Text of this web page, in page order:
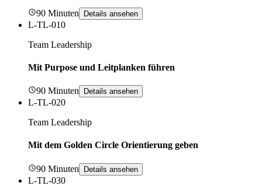
90 Minuten Details ansehen
L-TL-010
Team Leadership
Mit Purpose und Leitplanken führen
90 Minuten Details ansehen
L-TL-020
Team Leadership
Mit dem Golden Circle Orientierung geben
90 Minuten Details ansehen
L-TL-030